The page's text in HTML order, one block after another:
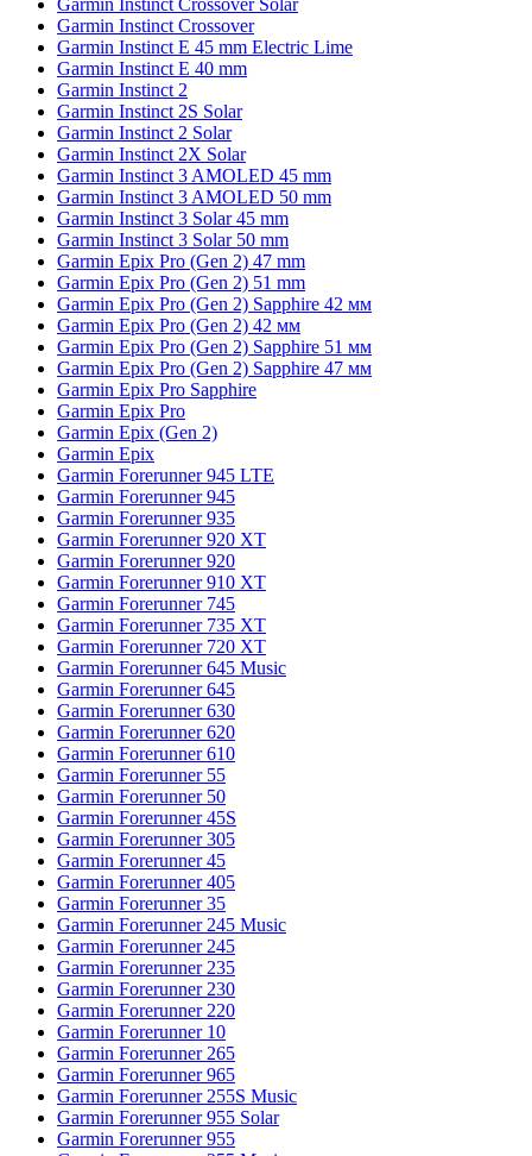
Garmin Instinct Crossover Solar
Garmin Instinct Crossover
Garmin Instinct E 45 mm Electric Lime
Garmin Instinct E 40 mm
Garmin Instinct 2
Garmin Instinct 2S Solar
Garmin Instinct 2 Solar
Garmin Instinct 2X Solar
Garmin Instinct 3 AMOLED 45 mm
Garmin Instinct 3 AMOLED 50 mm
Garmin Instinct 3 Solar 45 mm
Garmin Instinct 3 Solar 50 mm
Garmin Epix Pro (Gen 2) 47 mm
Garmin Epix Pro (Gen 2) 51 mm
Garmin Epix Pro (Gen 2) Sapphire 42 мм
Garmin Epix Pro (Gen 2) 42 мм
Garmin Epix Pro (Gen 2) Sapphire 51 мм
Garmin Epix Pro (Gen 2) Sapphire 47 мм
Garmin Epix Pro Sapphire
Garmin Epix Pro
Garmin Epix (Gen 2)
Garmin Epix
Garmin Forerunner 945 LTE
Garmin Forerunner 945
Garmin Forerunner 935
Garmin Forerunner 920 XT
Garmin Forerunner 920
Garmin Forerunner 910 XT
Garmin Forerunner 745
Garmin Forerunner 735 XT
Garmin Forerunner 720 XT
Garmin Forerunner 645 Music
Garmin Forerunner 645
Garmin Forerunner 630
Garmin Forerunner 620
Garmin Forerunner 610
Garmin Forerunner 55
Garmin Forerunner 50
Garmin Forerunner 45S
Garmin Forerunner 305
Garmin Forerunner 45
Garmin Forerunner 405
Garmin Forerunner 35
Garmin Forerunner 245 Music
Garmin Forerunner 245
Garmin Forerunner 235
Garmin Forerunner 230
Garmin Forerunner 220
Garmin Forerunner 10
Garmin Forerunner 265
Garmin Forerunner 965
Garmin Forerunner 255S Music
Garmin Forerunner 955 Solar
Garmin Forerunner 955